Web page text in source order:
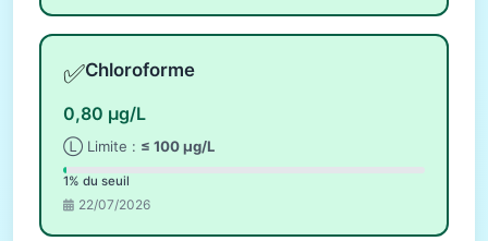
✅Chloroforme
0,80 µg/L
Ⓛ Limite : ≤ 100 µg/L
1% du seuil
22/07/2026